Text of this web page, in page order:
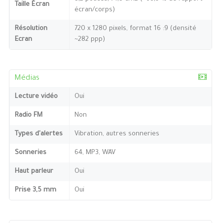
Taille Écran
écran/corps)
Résolution
Ecran
720 x 1280 pixels, format 16 :9 (densité
~282 ppp)
Médias
Lecture vidéo Oui
Radio FM Non
Types d'alertes Vibration, autres sonneries
Sonneries 64, MP3, WAV
Haut parleur Oui
Prise 3,5 mm Oui